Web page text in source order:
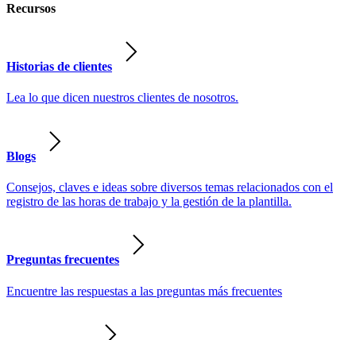
Recursos
Historias de clientes
Lea lo que dicen nuestros clientes de nosotros.
Blogs
Consejos, claves e ideas sobre diversos temas relacionados con el
registro de las horas de trabajo y la gestión de la plantilla.
Preguntas frecuentes
Encuentre las respuestas a las preguntas más frecuentes